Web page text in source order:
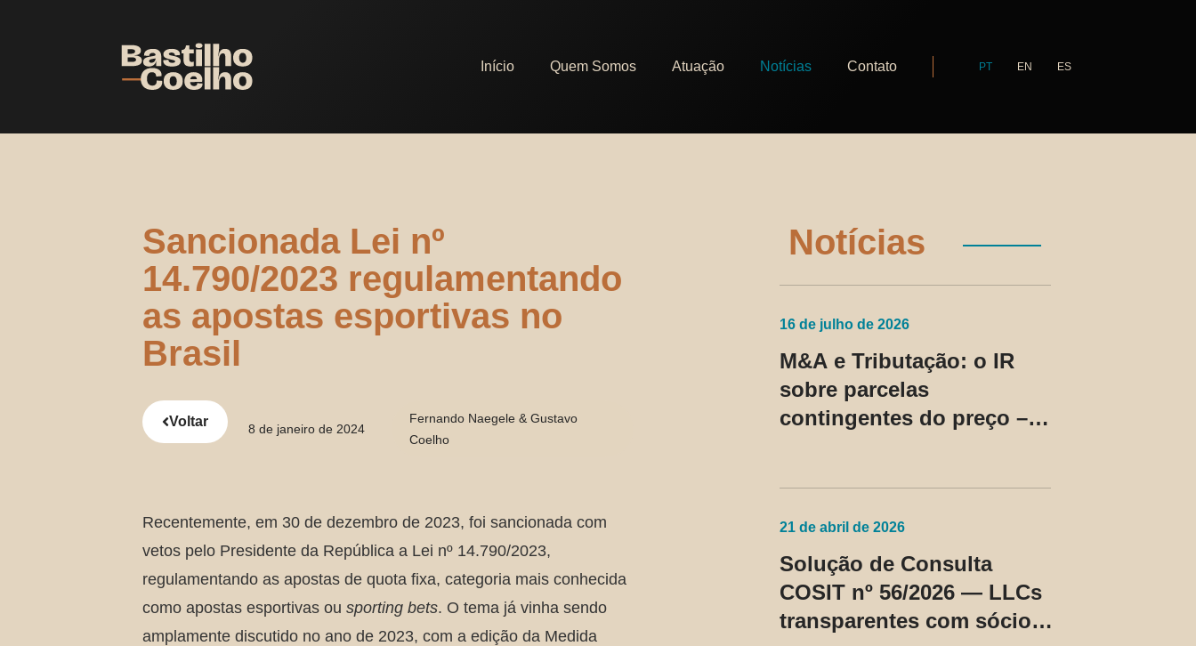
Início Quem Somos Atuação Notícias Contato PT EN ES
Sancionada Lei nº
14.790/2023 regulamentando
as apostas esportivas no
Brasil
Voltar 8 de janeiro de 2024
Fernando Naegele & Gustavo
Coelho
Recentemente, em 30 de dezembro de 2023, foi sancionada com
vetos pelo Presidente da República a Lei nº 14.790/2023,
regulamentando as apostas de quota fixa, categoria mais conhecida
como apostas esportivas ou sporting bets. O tema já vinha sendo
amplamente discutido no ano de 2023, com a edição da Medida
Notícias
16 de julho de 2026
M&A e Tributação: o IR
sobre parcelas
contingentes do preço –
21 de abril de 2026
Solução de Consulta
COSIT nº 56/2026 — LLCs
transparentes com sócios